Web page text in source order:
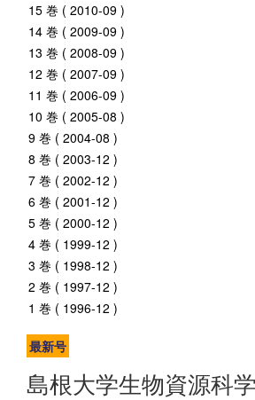
15 巻 ( 2010-09 )
14 巻 ( 2009-09 )
13 巻 ( 2008-09 )
12 巻 ( 2007-09 )
11 巻 ( 2006-09 )
10 巻 ( 2005-08 )
9 巻 ( 2004-08 )
8 巻 ( 2003-12 )
7 巻 ( 2002-12 )
6 巻 ( 2001-12 )
5 巻 ( 2000-12 )
4 巻 ( 1999-12 )
3 巻 ( 1998-12 )
2 巻 ( 1997-12 )
1 巻 ( 1996-12 )
最新号
島根大学生物資源科